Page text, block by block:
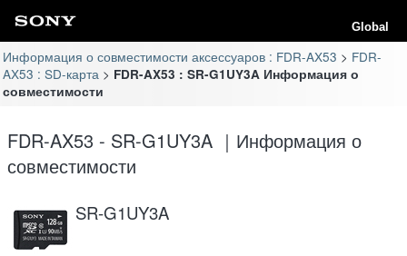
Global
Информация о совместимости аксессуаров : FDR-AX53
FDR-
AX53 : SD-карта
FDR-AX53 : SR-G1UY3A Информация о
совместимости
FDR-AX53 - SR-G1UY3A ｜Информация о
совместимости
SR-G1UY3A